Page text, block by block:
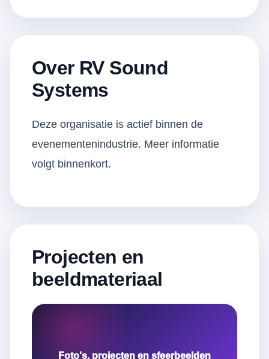
Over RV Sound
Systems
Deze organisatie is actief binnen de
evenementenindustrie. Meer informatie
volgt binnenkort.
Projecten en
beeldmateriaal
Foto's, projecten en sfeerbeelden